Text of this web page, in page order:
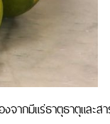
จากมีแร่ธาตุธาตุและ